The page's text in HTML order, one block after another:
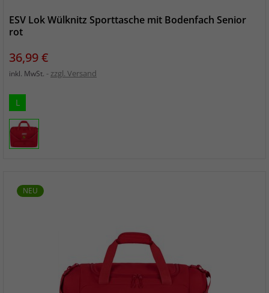
ESV Lok Wülknitz Sporttasche mit Bodenfach Senior
rot
Preis
36,99 €
inkl. MwSt. zzgl. Versand
L
NEU